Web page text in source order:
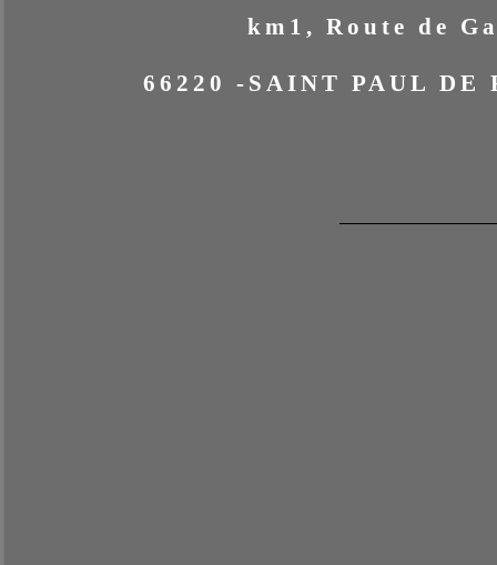
km1, Route de
66220 -SAINT PAUL DE